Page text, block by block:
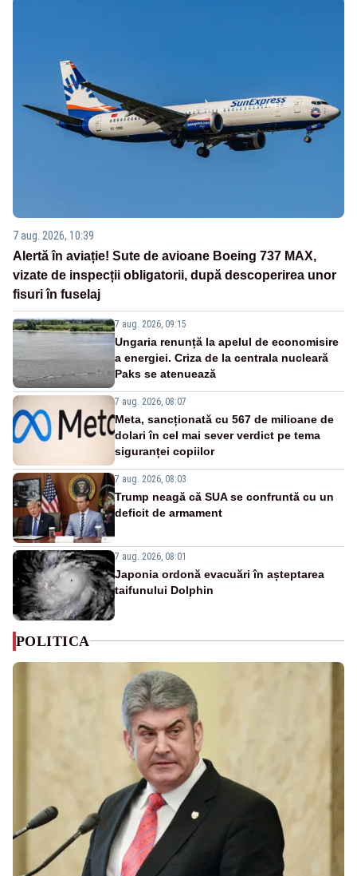
7 aug. 2026, 10:39
Alertă în aviație! Sute de avioane Boeing 737 MAX,
vizate de inspecții obligatorii, după descoperirea unor
fisuri în fuselaj
7 aug. 2026, 09:15
Ungaria renunță la apelul de economisire
a energiei. Criza de la centrala nucleară
Paks se atenuează
7 aug. 2026, 08:07
Meta, sancționată cu 567 de milioane de
dolari în cel mai sever verdict pe tema
siguranței copiilor
7 aug. 2026, 08:03
Trump neagă că SUA se confruntă cu un
deficit de armament
7 aug. 2026, 08:01
Japonia ordonă evacuări în așteptarea
taifunului Dolphin
POLITICA